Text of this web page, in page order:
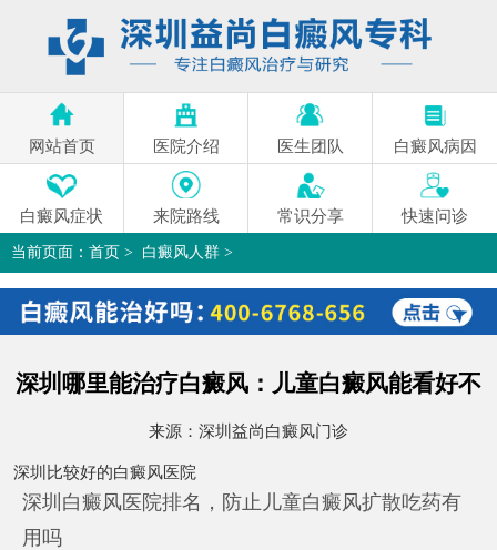
网站首页 医院介绍 医生团队 白癜风病因
白癜风症状 来院路线 常识分享 快速问诊
当前页面： 首页 > 白癜风人群 >
深圳哪里能治疗白癜风：儿童白癜风能看好不>
深圳哪里能治疗白癜风：儿童白癜风能看好不
来源： 深圳益尚白癜风门诊
深圳比较好的白癜风医院
深圳白癜风医院排名，防止儿童白癜风扩散吃药有
用吗